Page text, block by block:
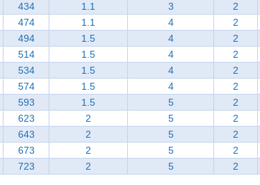
434 1.1 3
2
474 1.1 4
2
494 1.5 4
2
514 1.5 4
2
534 1.5 4
2
574 1.5 4
2
593 1.5 5
2
623 2 5
2
643 2 5
2
673 2 5
2
723 2 5 2